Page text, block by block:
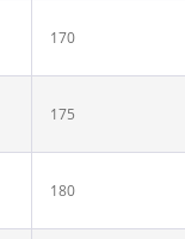
170
175
180